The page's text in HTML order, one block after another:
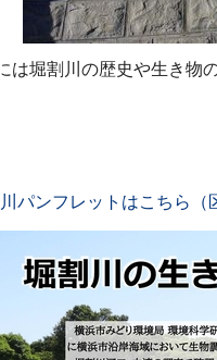
は堀割川の歴史や生き物
パンフレットはこちら（